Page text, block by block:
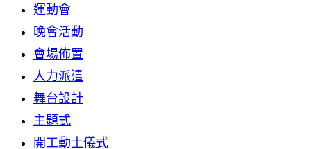
運動會
晚會活動
會場佈置
人力派遣
舞台設計
主題式
開工動土儀式